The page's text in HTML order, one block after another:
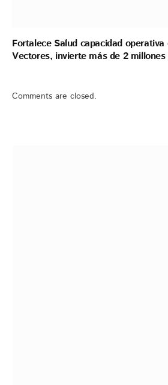
Fortalece Salud capacidad
Vectores, invierte más de 2 millones
Comments are closed.